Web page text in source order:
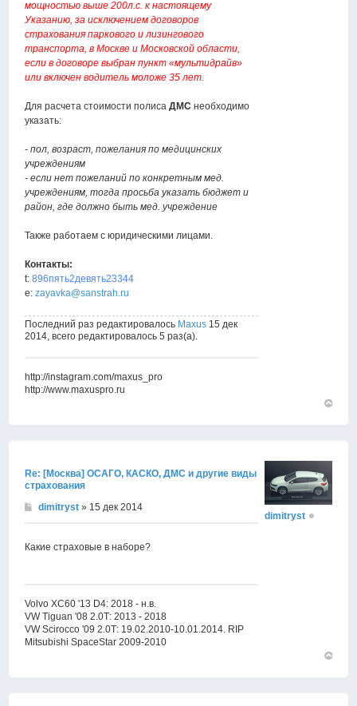
мощностью выше 200л.с. к настоящему
Указанию, за исключением договоров
страхования паркового и лизингового
транспорта, в Москве и Московской области,
если в договоре выбран пункт «мультидрайв»
или включен водитель моложе 35 лет.
Для расчета стоимости полисаДМС необходимо
указать:
- пол, возраст, пожелания по медицинских
учреждениям
- если нет пожеланий по конкретным мед.
учреждениям, тогда просьба указать бюджет и
район, где должно быть мед. учреждение
Также работаем с юридическими лицами.
Контакты:
t:896пять2девять23344
e:zayavka@sanstrah.ru
Последний раз редактировалось Maxus 15 дек
2014, всего редактировалось 5 раз(а).
http://instagram.com/maxus_pro
http://www.maxuspro.ru
Re: [Москва] ОСАГО, КАСКО, ДМС и другие виды
страхования
dimitryst » 15 дек 2014
Какие страховые в наборе?
Volvo XC60 '13 D4: 2018 - н.в.
VW Tiguan '08 2.0Т: 2013 - 2018
VW Scirocco '09 2.0Т: 19.02.2010-10.01.2014. RIP
Mitsubishi SpaceStar 2009-2010
dimitryst